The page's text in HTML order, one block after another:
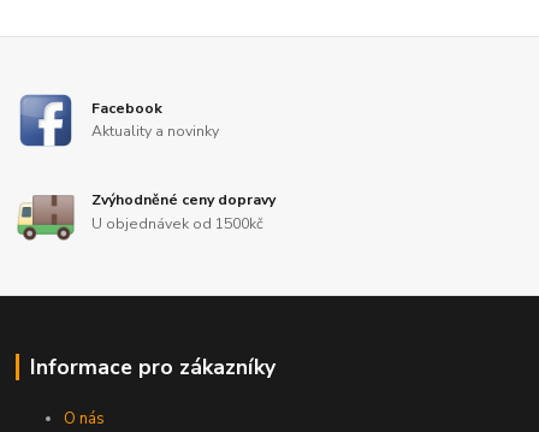
Facebook
Aktuality a novinky
Zvýhodněné ceny dopravy
U objednávek od 1500kč
Informace pro zákazníky
O nás